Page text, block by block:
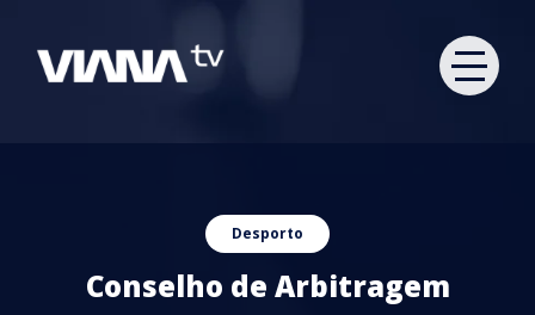
Desporto
Conselho de Arbitragem